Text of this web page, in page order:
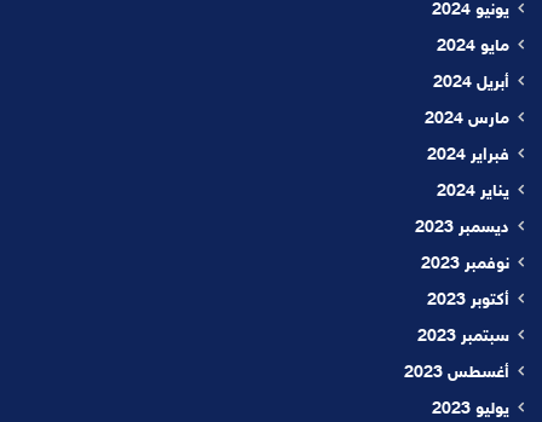
يونيو 2024
مايو 2024
أبريل 2024
مارس 2024
فبراير 2024
يناير 2024
ديسمبر 2023
نوفمبر 2023
أكتوبر 2023
سبتمبر 2023
أغسطس 2023
يوليو 2023